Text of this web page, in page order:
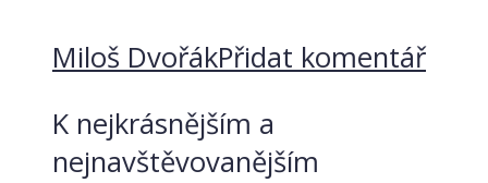
Miloš DvořákPřidat komentář
K nejkrásnějším a
nejnavštěvovanějším